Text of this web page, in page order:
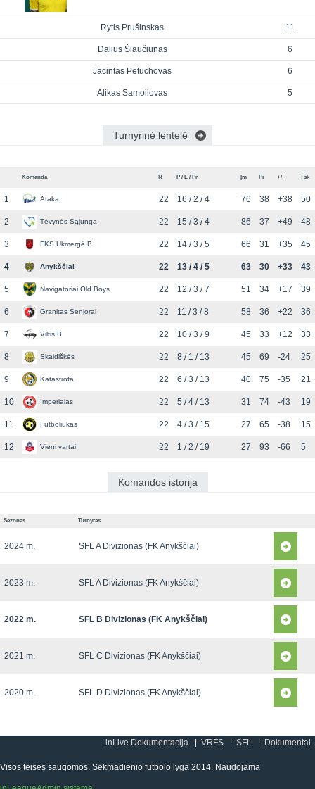
Rytis Prušinskas 11
Dalius Šiaučiūnas 6
Jacintas Petuchovas 6
Alikas Samoilovas 5
Turnyrinė lentelė
Komanda R P / L / Pr Įm Pr +/- Tšk
1 Ataka 22 16 / 2 / 4 76 38 +38 50
2 Tėvynės Sąjunga 22 15 / 3 / 4 86 37 +49 48
3 FKS Ukmergė B 22 14 / 3 / 5 66 31 +35 45
4 Anykščiai 22 13 / 4 / 5 63 30 +33 43
5 Navigatoriai Old Boys 22 12 / 3 / 7 51 34 +17 39
6 Granitas Senjorai 22 11 / 3 / 8 58 36 +22 36
7 Viltis B 22 10 / 3 / 9 45 33 +12 33
8 Skaidiškės 22 8 / 1 / 13 45 69 -24 25
9 Katastrofa 22 6 / 3 / 13 40 75 -35 21
10 Imperialas 22 5 / 4 / 13 31 74 -43 19
11 Futboliukas 22 4 / 3 / 15 27 65 -38 15
12 Vieni vartai 22 1 / 2 / 19 27 93 -66 5
Komandos istorija
Sezonas Turnyras
2024 m. SFL A Divizionas (FK Anykščiai)
2023 m. SFL A Divizionas (FK Anykščiai)
2022 m. SFL B Divizionas (FK Anykščiai)
2021 m. SFL C Divizionas (FK Anykščiai)
2020 m. SFL D Divizionas (FK Anykščiai)
inLive Dokumentacija VRFS SFL Dokumentai
Visos teisės saugomos. Sekmadienio futbolo lyga 2014. Naudojama